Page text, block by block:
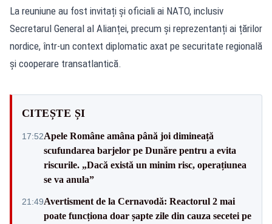
La reuniune au fost invitați și oficiali ai NATO, inclusiv
Secretarul General al Alianței, precum și reprezentanți ai țărilor
nordice, într-un context diplomatic axat pe securitate regională
și cooperare transatlantică.
CITEȘTE ȘI
17:52Apele Române amâna până joi dimineață
scufundarea barjelor pe Dunăre pentru a evita
riscurile. „Dacă există un minim risc, operațiunea
se va anula”
21:49Avertisment de la Cernavodă: Reactorul 2 mai
poate funcționa doar șapte zile din cauza secetei pe